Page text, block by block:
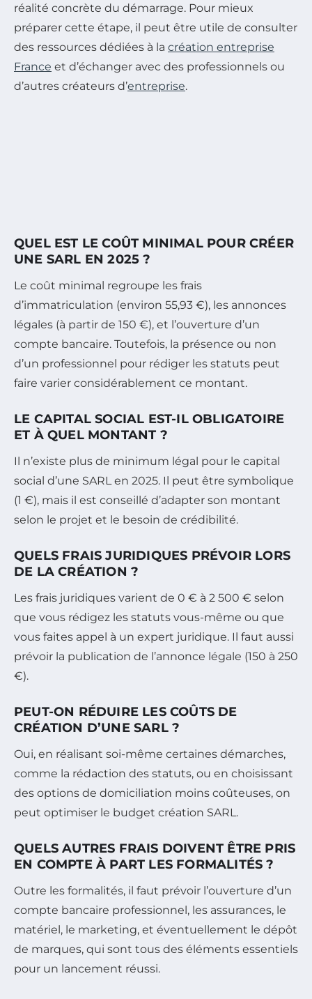
réalité concrète du démarrage. Pour mieux
préparer cette étape, il peut être utile de consulter
des ressources dédiées à la création entreprise
France et d’échanger avec des professionnels ou
d’autres créateurs d’entreprise.
QUEL EST LE COÛT MINIMAL POUR CRÉER
UNE SARL EN 2025 ?
Le coût minimal regroupe les frais
d’immatriculation (environ 55,93 €), les annonces
légales (à partir de 150 €), et l’ouverture d’un
compte bancaire. Toutefois, la présence ou non
d’un professionnel pour rédiger les statuts peut
faire varier considérablement ce montant.
LE CAPITAL SOCIAL EST-IL OBLIGATOIRE
ET À QUEL MONTANT ?
Il n’existe plus de minimum légal pour le capital
social d’une SARL en 2025. Il peut être symbolique
(1 €), mais il est conseillé d’adapter son montant
selon le projet et le besoin de crédibilité.
QUELS FRAIS JURIDIQUES PRÉVOIR LORS
DE LA CRÉATION ?
Les frais juridiques varient de 0 € à 2 500 € selon
que vous rédigez les statuts vous-même ou que
vous faites appel à un expert juridique. Il faut aussi
prévoir la publication de l’annonce légale (150 à 250
€).
PEUT-ON RÉDUIRE LES COÛTS DE
CRÉATION D’UNE SARL ?
Oui, en réalisant soi-même certaines démarches,
comme la rédaction des statuts, ou en choisissant
des options de domiciliation moins coûteuses, on
peut optimiser le budget création SARL.
QUELS AUTRES FRAIS DOIVENT ÊTRE PRIS
EN COMPTE À PART LES FORMALITÉS ?
Outre les formalités, il faut prévoir l’ouverture d’un
compte bancaire professionnel, les assurances, le
matériel, le marketing, et éventuellement le dépôt
de marques, qui sont tous des éléments essentiels
pour un lancement réussi.